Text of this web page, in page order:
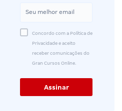
Concordo com a Política de
Privacidade e aceito
receber comunicações do
Gran Cursos Online.